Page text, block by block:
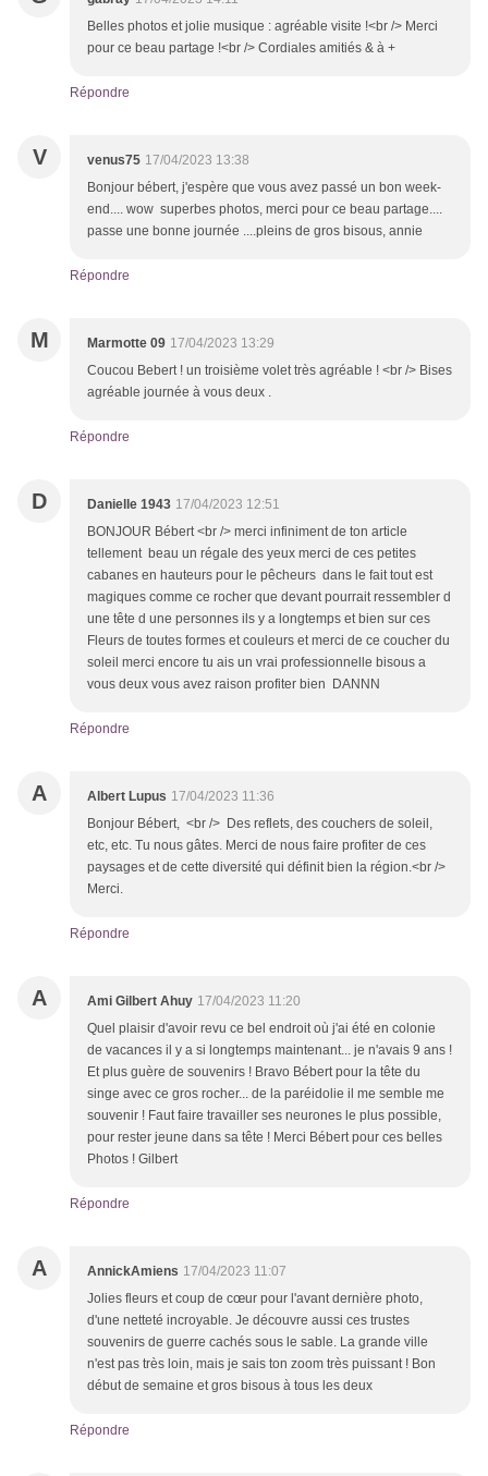
Belles photos et jolie musique : agréable visite !<br /> Merci
pour ce beau partage !<br /> Cordiales amitiés & à +
Répondre
V venus75 17/04/2023 13:38
Bonjour bébert, j'espère que vous avez passé un bon week-
end.... wow superbes photos, merci pour ce beau partage....
passe une bonne journée ....pleins de gros bisous, annie
Répondre
M Marmotte 09 17/04/2023 13:29
Coucou Bebert ! un troisième volet très agréable ! <br /> Bises
agréable journée à vous deux .
Répondre
D Danielle 1943 17/04/2023 12:51
BONJOUR Bébert <br /> merci infiniment de ton article
tellement beau un régale des yeux merci de ces petites
cabanes en hauteurs pour le pêcheurs dans le fait tout est
magiques comme ce rocher que devant pourrait ressembler d
une tête d une personnes ils y a longtemps et bien sur ces
Fleurs de toutes formes et couleurs et merci de ce coucher du
soleil merci encore tu ais un vrai professionnelle bisous a
vous deux vous avez raison profiter bien DANNN
Répondre
A Albert Lupus 17/04/2023 11:36
Bonjour Bébert, <br /> Des reflets, des couchers de soleil,
etc, etc. Tu nous gâtes. Merci de nous faire profiter de ces
paysages et de cette diversité qui définit bien la région.<br />
Merci.
Répondre
A Ami Gilbert Ahuy 17/04/2023 11:20
Quel plaisir d'avoir revu ce bel endroit où j'ai été en colonie
de vacances il y a si longtemps maintenant... je n'avais 9 ans !
Et plus guère de souvenirs ! Bravo Bébert pour la tête du
singe avec ce gros rocher... de la paréidolie il me semble me
souvenir ! Faut faire travailler ses neurones le plus possible,
pour rester jeune dans sa tête ! Merci Bébert pour ces belles
Photos ! Gilbert
Répondre
A AnnickAmiens 17/04/2023 11:07
Jolies fleurs et coup de cœur pour l'avant dernière photo,
d'une netteté incroyable. Je découvre aussi ces trustes
souvenirs de guerre cachés sous le sable. La grande ville
n'est pas très loin, mais je sais ton zoom très puissant ! Bon
début de semaine et gros bisous à tous les deux
Répondre